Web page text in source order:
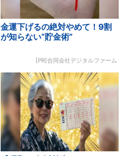
金運下げるの絶対やめて！9割
が知らない“貯金術”
[PR]合同会社デジタルファーム